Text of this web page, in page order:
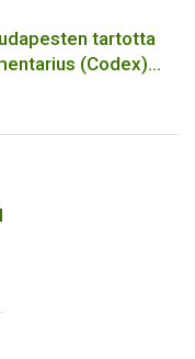
tartotta
(Codex)
szakbizottsága